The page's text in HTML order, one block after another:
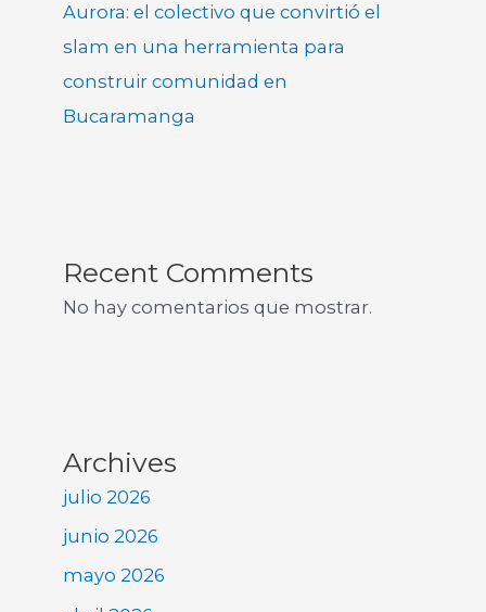
Aurora: el colectivo que convirtió el
slam en una herramienta para
construir comunidad en
Bucaramanga
Recent Comments
No hay comentarios que mostrar.
Archives
julio 2026
junio 2026
mayo 2026